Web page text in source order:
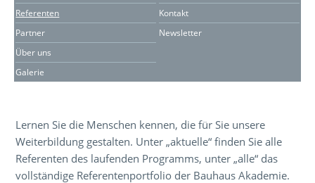
Referenten
Partner
Über uns
Galerie
Kontakt
Newsletter
Lernen Sie die Menschen kennen, die für Sie unsere
Weiterbildung gestalten. Unter „aktuelle“ finden Sie alle
Referenten des laufenden Programms, unter „alle“ das
vollständige Referentenportfolio der Bauhaus Akademie.